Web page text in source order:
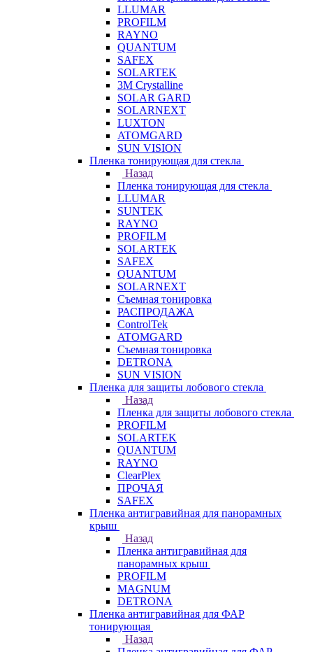
LLUMAR
PROFILM
RAYNO
QUANTUM
SAFEX
SOLARTEK
3M Crystalline
SOLAR GARD
SOLARNEXT
LUXTON
ATOMGARD
SUN VISION
Пленка тонирующая для стекла
Назад
Пленка тонирующая для стекла
LLUMAR
SUNTEK
RAYNO
PROFILM
SOLARTEK
SAFEX
QUANTUM
SOLARNEXT
Съемная тонировка
РАСПРОДАЖА
ControlTek
ATOMGARD
Съемная тонировка
DETRONA
SUN VISION
Пленка для защиты лобового стекла
Назад
Пленка для защиты лобового стекла
PROFILM
SOLARTEK
QUANTUM
RAYNO
ClearPlex
ПРОЧАЯ
SAFEX
Пленка антигравийная для панорамных
крыш
Назад
Пленка антигравийная для
панорамных крыш
PROFILM
MAGNUM
DETRONA
Пленка антигравийная для ФАР
тонирующая
Назад